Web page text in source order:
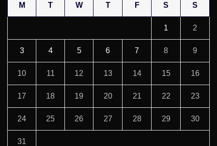
M T W T F S S
1 2
3 4 5 6 7 8 9
10 11 12 13 14 15 16
17 18 19 20 21 22 23
24 25 26 27 28 29 30
31